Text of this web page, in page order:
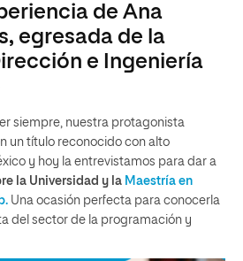
de Ana
egresada de la
e Ingeniería
siempre, nuestra protagonista
un título reconocido con alto
y hoy la entrevistamos para dar a
la Universidad y la Maestría en
Una ocasión perfecta para conocerla
del sector de la programación y